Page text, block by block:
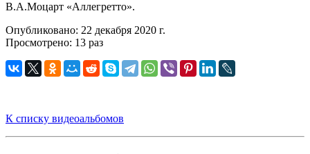
В.А.Моцарт «Аллегретто».
Опубликовано: 22 декабря 2020 г.
Просмотрено: 13 раз
К списку видеоальбомов